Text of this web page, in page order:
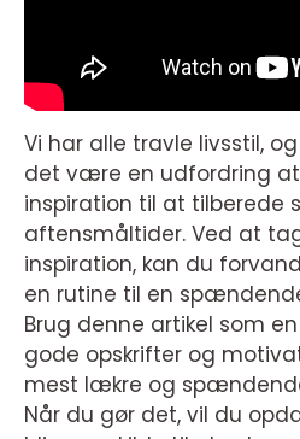
Vi har alle travle livsstil,
det være en udfordring
inspiration til at tilberede
aftensmåltider. Ved at
inspiration, kan du
en rutine til en
Brug denne artikel som
gode opskrifter og
mest lækre og
Når du gør det, vil du